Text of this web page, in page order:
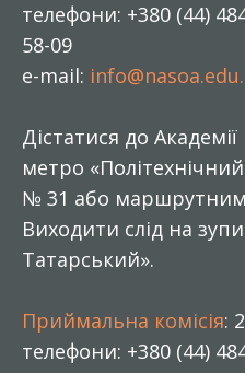
телефони: +380 (44)
58-09
e-mail:
Дістатися до
метро
№ 31 або маршрутним
Виходити слід на
Татарський».
Приймальна комісія:
телефони: +380 (44)